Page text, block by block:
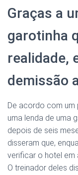
Graças a
garotinha
realidade,
demissão
De acordo com um
uma lenda de uma
depois de seis
disseram que,
verificar o hotel em
O treinador deles